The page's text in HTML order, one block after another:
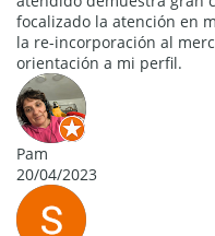
focalizado la atención en
la re-incorporación al
orientación a mi perfil.
Pam
20/04/2023